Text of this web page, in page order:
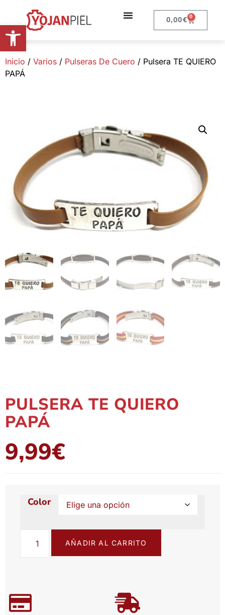
Abrir barra de herramientas 0,00€ 0
Inicio / Varios / Pulseras De Cuero / Pulsera TE QUIERO
PAPÁ
PULSERA TE QUIERO
PAPÁ
9,99€
Color
AÑADIR AL CARRITO